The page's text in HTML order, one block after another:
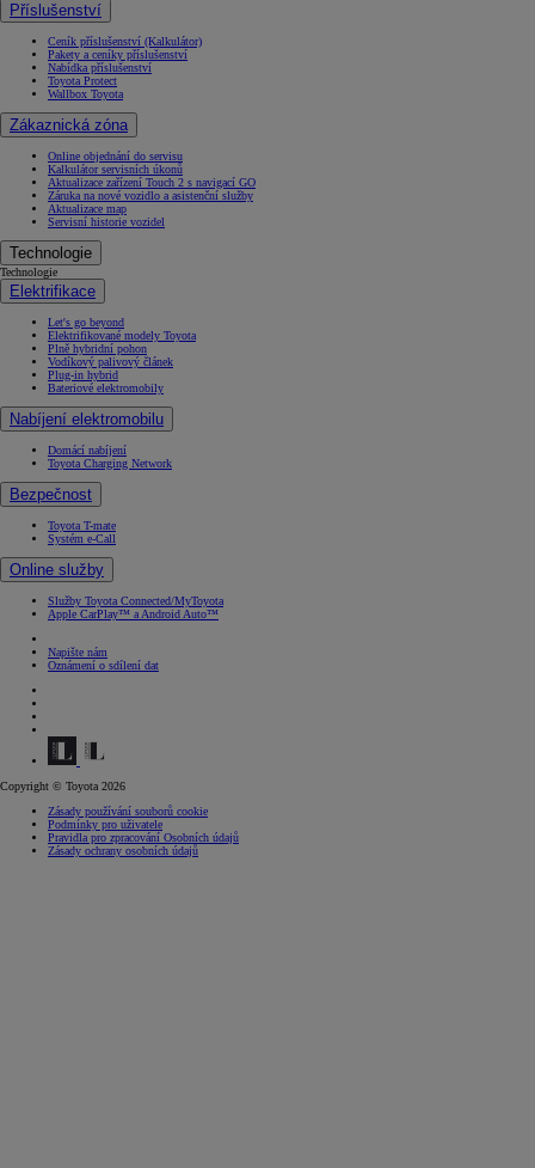
Příslušenství
Ceník příslušenství (Kalkulátor)
Pakety a ceníky příslušenství
Nabídka příslušenství
Toyota Protect
Wallbox Toyota
Zákaznická zóna
Online objednání do servisu
Kalkulátor servisních úkonů
Aktualizace zařízení Touch 2 s navigací GO
Záruka na nové vozidlo a asistenční služby
Aktualizace map
Servisní historie vozidel
Technologie
Technologie
Elektrifikace
Let's go beyond
Elektrifikované modely Toyota
Plně hybridní pohon
Vodíkový palivový článek
Plug-in hybrid
Bateriové elektromobily
Nabíjení elektromobilu
Domácí nabíjení
Toyota Charging Network
Bezpečnost
Toyota T-mate
Systém e-Call
Online služby
Služby Toyota Connected/MyToyota
Apple CarPlay™ a Android Auto™
Napište nám
Oznámení o sdílení dat
Copyright © Toyota 2026
Zásady používání souborů cookie
Podmínky pro uživatele
Pravidla pro zpracování Osobních údajů
Zásady ochrany osobních údajů